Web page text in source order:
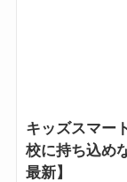
キッズスマー
校に持ち込め
最新】